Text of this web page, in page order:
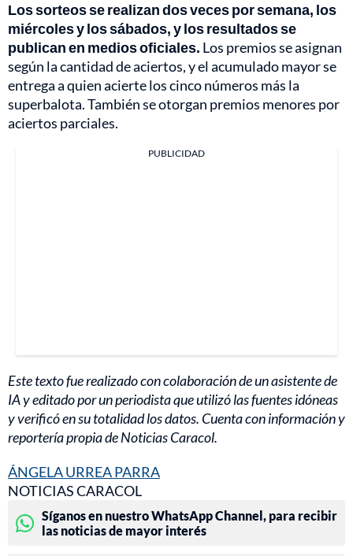
Los sorteos se realizan dos veces por semana, los
miércoles y los sábados, y los resultados se
publican en medios oficiales. Los premios se asignan
según la cantidad de aciertos, y el acumulado mayor se
entrega a quien acierte los cinco números más la
superbalota. También se otorgan premios menores por
aciertos parciales.
PUBLICIDAD
Este texto fue realizado con colaboración de un asistente de
IA y editado por un periodista que utilizó las fuentes idóneas
y verificó en su totalidad los datos. Cuenta con información y
reportería propia de Noticias Caracol.
ÁNGELA URREA PARRA
NOTICIAS CARACOL
Síganos en nuestro WhatsApp Channel, para recibir
las noticias de mayor interés